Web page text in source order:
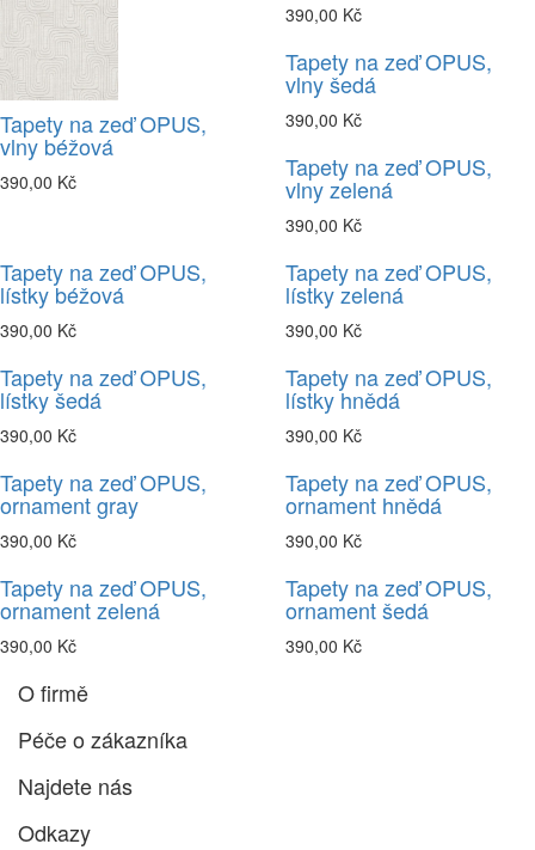
Tapety na zeď OPUS,
vlny béžová
390,00 Kč
390,00 Kč
Tapety na zeď OPUS,
vlny šedá
390,00 Kč
Tapety na zeď OPUS,
vlny zelená
390,00 Kč
Tapety na zeď OPUS,
lístky béžová
390,00 Kč
Tapety na zeď OPUS,
lístky zelená
390,00 Kč
Tapety na zeď OPUS,
lístky šedá
390,00 Kč
Tapety na zeď OPUS,
lístky hnědá
390,00 Kč
Tapety na zeď OPUS,
ornament gray
390,00 Kč
Tapety na zeď OPUS,
ornament hnědá
390,00 Kč
Tapety na zeď OPUS,
ornament zelená
390,00 Kč
Tapety na zeď OPUS,
ornament šedá
390,00 Kč
O firmě
Péče o zákazníka
Najdete nás
Odkazy